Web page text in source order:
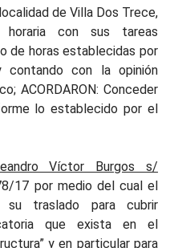
de Villa Dos Trece,
horaria con sus tareas
de horas establecidas por
con la opinión
ACORDARON: Conceder
lo establecido por el
Víctor Burgos s/
17 por medio del cual el
su traslado para cubrir
que exista en el
y en particular para